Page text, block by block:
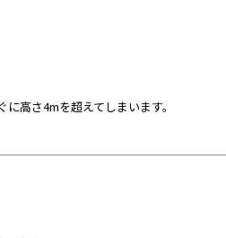
高さ4mを超えてしまいます。